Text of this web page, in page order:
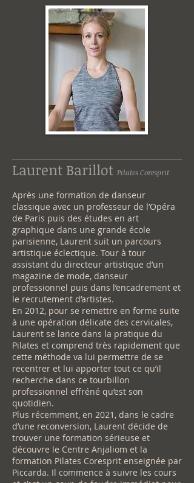
Laurent Barillot Pilates Coresprit
Après une formation de danseur
classique avec un professeur de l’Opéra
de Paris puis des études en art
graphique dans une grande école
parisienne, Laurent suit un parcours
artistique éclectique. Tour à tour
assistant du directeur artistique d’un
magazine de mode, danseur
professionnel puis dans l’encadrement et
le recrutement d’artistes.
En 2012, pour se remettre en forme suite
à une opération délicate des cervicales,
Laurent se lance dans la pratique du
Pilates et comprend très rapidement que
cette méthode va lui permettre de se
recentrer et lui apporter tout ce qu’il
recherche dans ce tourbillon
professionnel effréné qu’est son
quotidien.
Plus récemment, en 2021, dans le cadre
d’une reconversion, Laurent décide de
trouver une formation sérieuse et
découvre le Centre Anjaliom et la
formation Pilates Coresprit enseignée par
Piccarda. Il commence à suivre les cours